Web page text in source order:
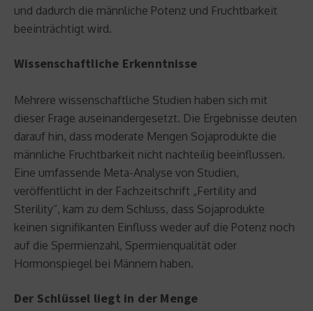
und dadurch die männliche Potenz und Fruchtbarkeit
beeinträchtigt wird.
Wissenschaftliche Erkenntnisse
Mehrere wissenschaftliche Studien haben sich mit
dieser Frage auseinandergesetzt. Die Ergebnisse deuten
darauf hin, dass moderate Mengen Sojaprodukte die
männliche Fruchtbarkeit nicht nachteilig beeinflussen.
Eine umfassende Meta-Analyse von Studien,
veröffentlicht in der Fachzeitschrift „Fertility and
Sterility“, kam zu dem Schluss, dass Sojaprodukte
keinen signifikanten Einfluss weder auf die Potenz noch
auf die Spermienzahl, Spermienqualität oder
Hormonspiegel bei Männern haben.
Der Schlüssel liegt in der Menge